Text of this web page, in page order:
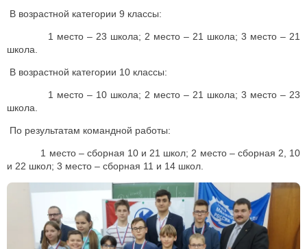
В возрастной категории 9 классы:
1 место – 23 школа; 2 место – 21 школа; 3 место – 21
школа.
В возрастной категории 10 классы:
1 место – 10 школа; 2 место – 21 школа; 3 место – 23
школа.
По результатам командной работы:
1 место – сборная 10 и 21 школ; 2 место – сборная 2, 10
и 22 школ; 3 место – сборная 11 и 14 школ.